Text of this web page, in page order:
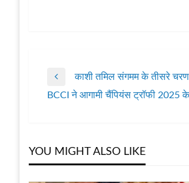
पोस्ट
Previous
Post
काशी तमिल संगमम के तीसरे चरण
Next
BCCI ने आगामी चैंपियंस ट्रॉफी 2025 के
YOU MIGHT ALSO LIKE